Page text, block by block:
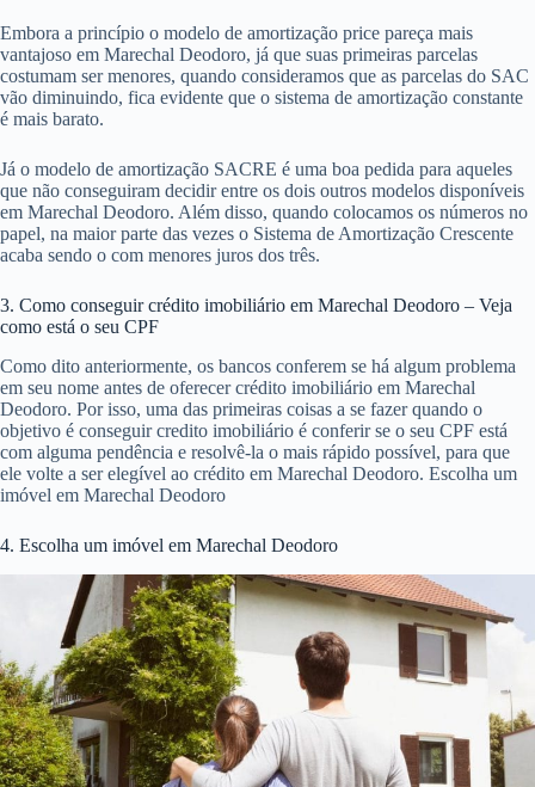
Embora a princípio o modelo de amortização price pareça mais
vantajoso em Marechal Deodoro, já que suas primeiras parcelas
costumam ser menores, quando consideramos que as parcelas do SAC
vão diminuindo, fica evidente que o sistema de amortização constante
é mais barato.
Já o modelo de amortização SACRE é uma boa pedida para aqueles
que não conseguiram decidir entre os dois outros modelos disponíveis
em Marechal Deodoro. Além disso, quando colocamos os números no
papel, na maior parte das vezes o Sistema de Amortização Crescente
acaba sendo o com menores juros dos três.
3. Como conseguir crédito imobiliário em Marechal Deodoro – Veja
como está o seu CPF
Como dito anteriormente, os bancos conferem se há algum problema
em seu nome antes de oferecer crédito imobiliário em Marechal
Deodoro. Por isso, uma das primeiras coisas a se fazer quando o
objetivo é conseguir credito imobiliário é conferir se o seu CPF está
com alguma pendência e resolvê-la o mais rápido possível, para que
ele volte a ser elegível ao crédito em Marechal Deodoro. Escolha um
imóvel em Marechal Deodoro
4. Escolha um imóvel em Marechal Deodoro